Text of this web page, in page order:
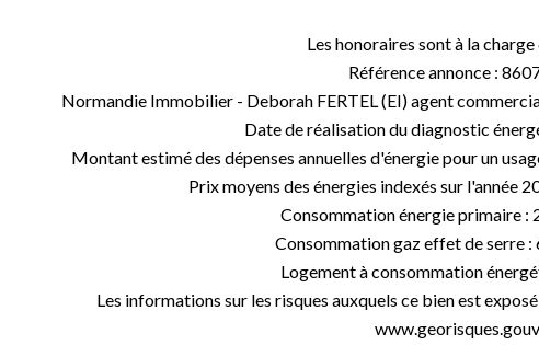
Les honoraires sont à la charge
Référence annonce :
Normandie Immobilier - Deborah FERTEL (EI) agent
Date de réalisation du diagnostic
Montant estimé des dépenses annuelles d'énergie pour un
Prix moyens des énergies indexés sur l'année
Consommation énergie primaire :
Consommation gaz effet de serre :
Logement à consommation
Les informations sur les risques auxquels ce bien est